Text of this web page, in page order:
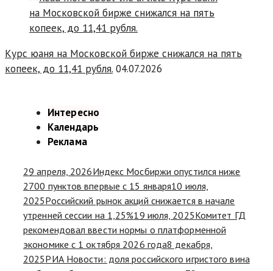
Курс юаня на Московской бирже снижался на пять
копеек, до 11,41 рубля. 04.07.2026
Интересно
Календарь
Реклама
29 апреля, 2026Индекс Мосбиржи опустился ниже
2700 пунктов впервые с 15 января10 июля,
2025Российский рынок акций снижается в начале
утренней сессии на 1,25%19 июля, 2025Комитет ГД
рекомендовал ввести нормы о платформенной
экономике с 1 октября 2026 года8 декабря,
2025РИА Новости: доля российского игристого вина